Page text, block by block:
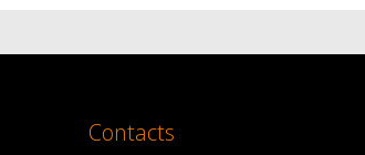
Contacts